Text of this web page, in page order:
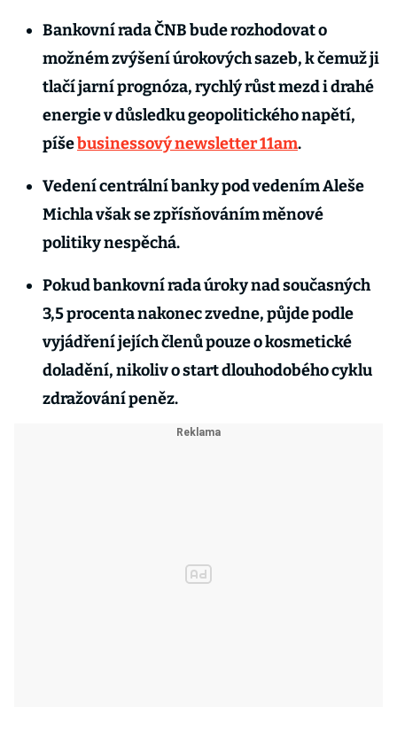
Bankovní rada ČNB bude rozhodovat o
možném zvýšení úrokových sazeb, k čemuž ji
tlačí jarní prognóza, rychlý růst mezd i drahé
energie v důsledku geopolitického napětí,
píšebusinessový newsletter 11am.
Vedení centrální banky pod vedením Aleše
Michla však se zpřísňováním měnové
politiky nespěchá.
Pokud bankovní rada úroky nad současných
3,5 procenta nakonec zvedne, půjde podle
vyjádření jejích členů pouze o kosmetické
doladění, nikoliv o start dlouhodobého cyklu
zdražování peněz.